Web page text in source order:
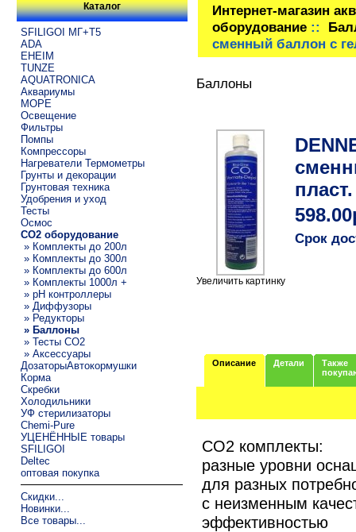
Каталог
SFILIGOI МГ+Т5
ADA
EHEIM
TUNZE
AQUATRONICA
Аквариумы
МОРЕ
Освещение
Фильтры
Помпы
Компрессоры
Нагреватели Термометры
Грунты и декорации
Грунтовая техника
Удобрения и уход
Тесты
Осмос
CO2 оборудование
» Комплекты до 200л
» Комплекты до 300л
» Комплекты до 600л
» Комплекты 1000л +
» pH контроллеры
» Диффузоры
» Редукторы
» Баллоны
» Тесты CO2
» Аксессуары
ДозаторыАвтокормушки
Корма
Скребки
Холодильники
УФ стерилизаторы
Chemi-Pure
УЦЕНЁННЫЕ товары
SFILIGOI
Deltec
оптовая покупка
Скидки...
Новинки...
Все товары...
Интернет-магазин
оборудование::
сменный баллон c
Баллоны
Увеличить картинку
Срок
Описание Детали
Также
CO2 комплекты:
разные уровни
для разных
с неизменным
эффективностью